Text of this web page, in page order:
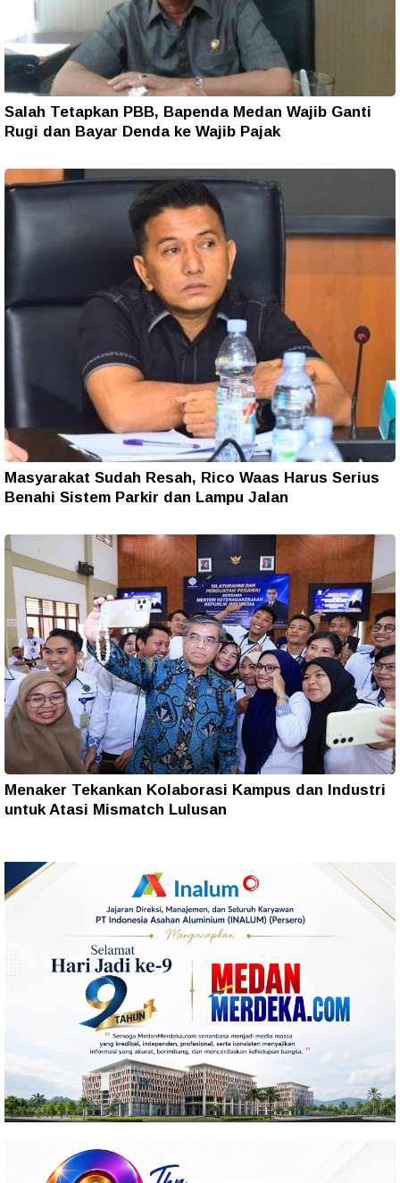
Salah Tetapkan PBB, Bapenda Medan Wajib Ganti
Rugi dan Bayar Denda ke Wajib Pajak
Masyarakat Sudah Resah, Rico Waas Harus Serius
Benahi Sistem Parkir dan Lampu Jalan
Menaker Tekankan Kolaborasi Kampus dan Industri
untuk Atasi Mismatch Lulusan